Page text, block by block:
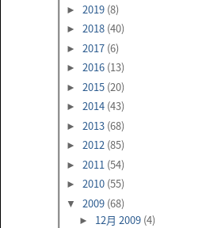
► 2019 (8)
► 2018 (40)
► 2017 (6)
► 2016 (13)
► 2015 (20)
► 2014 (43)
► 2013 (68)
► 2012 (85)
► 2011 (54)
► 2010 (55)
▼ 2009 (68)
► 12月 2009 (4)